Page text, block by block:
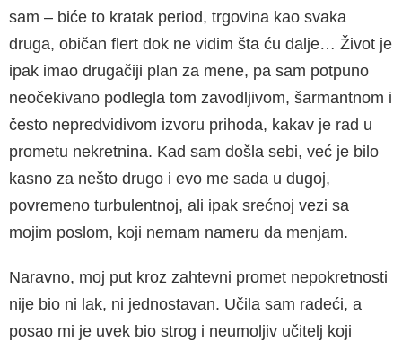
sam – biće to kratak period, trgovina kao sva­ka
druga, običan flert dok ne vidim šta ću dalje… Život je
ipak imao drugačiji plan za mene, pa sam potpuno
neočekivano podlegla tom zavodljivom, šarmantnom i
često nepredvidivom izvoru prihoda, kakav je rad u
prometu nekretnina. Kad sam došla sebi, već je bilo
kasno za nešto drugo i evo me sada u dugoj,
povremeno turbulentnoj, ali ipak srećnoj vezi sa
mojim poslom, koji nemam nameru da men­jam.
Naravno, moj put kroz zahtevni promet nepokret­nosti
nije bio ni lak, ni jednostavan. Učila sam radeći, a
posao mi je uvek bio strog i neumoljiv učitelj koji